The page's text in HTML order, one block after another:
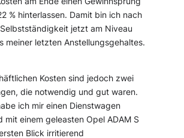
% hinterlassen. Damit bin ich nach
jetzt am Niveau
meiner letzten Anstellungsgehaltes.
Kosten sind jedoch zwei
die notwendig und gut waren.
ich mir einen Dienstwagen
mit einem geleasten Opel ADAM S
Blick irritierend